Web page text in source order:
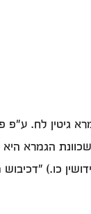
גיטין לח.
הגמרא
כו.)